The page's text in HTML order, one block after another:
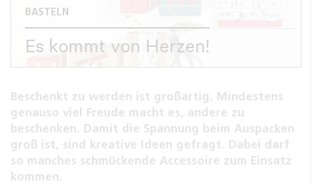
BASTELN
Es kommt von Herzen!
Beschenkt zu werden ist großartig. Mindestens
genauso viel Freude macht es, andere zu
beschenken. Damit die Spannung beim Auspacken
groß ist, sind kreative Ideen gefragt. Dabei darf
so manches schmückende Accessoire zum Einsatz
kommen.